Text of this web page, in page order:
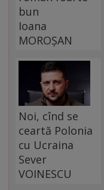
bun
Ioana
MOROȘAN
Noi, cînd se
ceartă Polonia
cu Ucraina
Sever
VOINESCU